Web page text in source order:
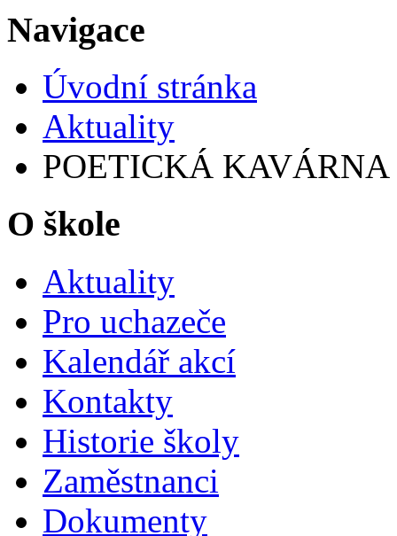
Navigace
Úvodní stránka
Aktuality
POETICKÁ KAVÁRNA
O škole
Aktuality
Pro uchazeče
Kalendář akcí
Kontakty
Historie školy
Zaměstnanci
Dokumenty